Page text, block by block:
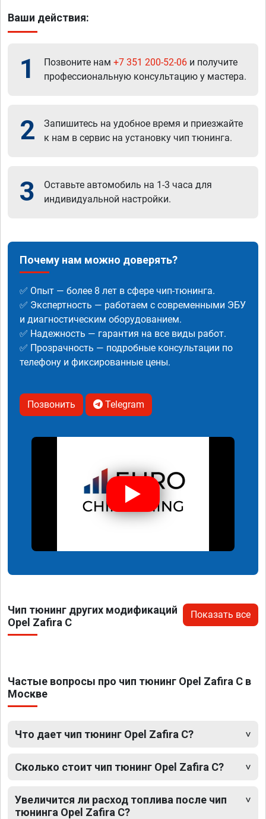
Ваши действия:
1 Позвоните нам +7 351 200-52-06 и получите
профессиональную консультацию у мастера.
2
Запишитесь на удобное время и приезжайте
к нам в сервис на установку чип тюнинга.
3
Оставьте автомобиль на 1-3 часа для
индивидуальной настройки.
Почему нам можно доверять?
✅ Опыт — более 8 лет в сфере чип-тюнинга.
✅ Экспертность — работаем с современными ЭБУ
и диагностическим оборудованием.
✅ Надежность — гарантия на все виды работ.
✅ Прозрачность — подробные консультации по
телефону и фиксированные цены.
Позвонить Telegram
Чип тюнинг других модификаций
Opel Zafira C
Показать все
Частые вопросы про чип тюнинг Opel Zafira C в
Москве
Что дает чип тюнинг Opel Zafira C?
Сколько стоит чип тюнинг Opel Zafira C?
Увеличится ли расход топлива после чип
тюнинга Opel Zafira C?